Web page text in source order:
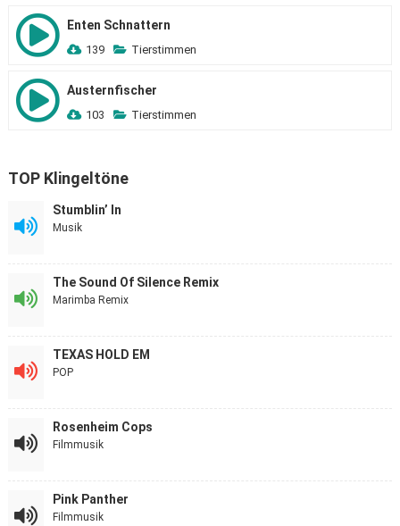
Enten Schnattern
139 Tierstimmen
Austernfischer
103 Tierstimmen
TOP Klingeltöne
Stumblin’ In
Musik
The Sound Of Silence Remix
Marimba Remix
TEXAS HOLD EM
POP
Rosenheim Cops
Filmmusik
Pink Panther
Filmmusik